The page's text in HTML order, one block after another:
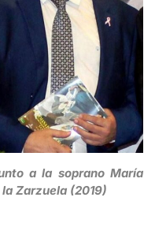
a la soprano María
Zarzuela (2019)